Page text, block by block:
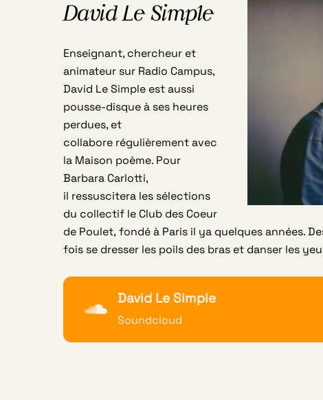
David Le Simple
Enseignant, chercheur et
animateur sur Radio Campus,
David Le Simple est aussi
pousse-disque à ses heures
perdues, et
collabore régulièrement avec
la Maison poème. Pour
Barbara Carlotti,
il ressuscitera les sélections
du collectif le Club des Coeur
de Poulet, fondé à Paris il ya quelques années.
fois se dresser les poils des bras et danser les
David Le Simple
Soundcloud